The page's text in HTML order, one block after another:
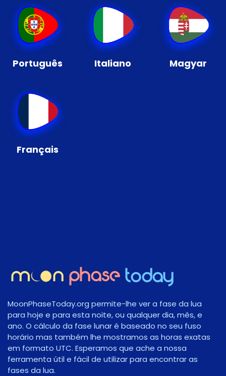
Português Italiano Magyar
Français
MoonPhaseToday.org permite-lhe ver a fase da lua
para hoje e para esta noite, ou qualquer dia, mês, e
ano. O cálculo da fase lunar é baseado no seu fuso
horário mas também lhe mostramos as horas exatas
em formato UTC. Esperamos que ache a nossa
ferramenta útil e fácil de utilizar para encontrar as
fases da lua.